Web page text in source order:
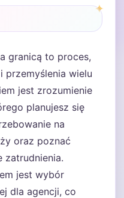
granicą to proces,
przemyślenia wielu
jest zrozumienie
planujesz się
na
oraz poznać
zatrudnienia.
jest wybór
dla agencji, co